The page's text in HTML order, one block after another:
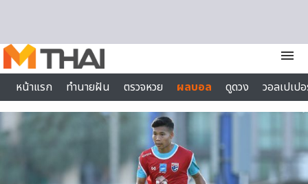
menu
หน้าแรก
ทำนายฝัน ตรวจหวย ผลบอล ดูดวง
วอลเปเป
ไลฟ์สไตล์